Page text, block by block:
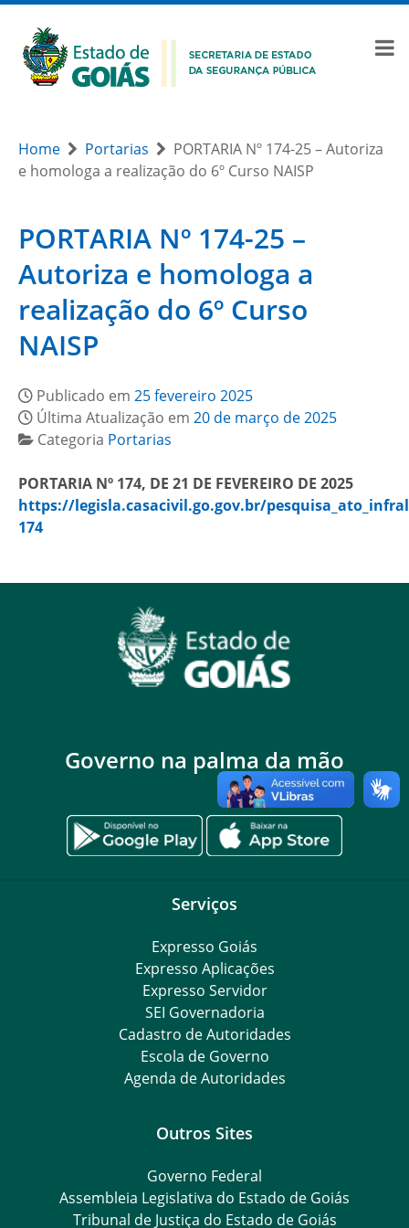
Home Portarias
PORTARIA Nº 174-25 – Autoriza
e homologa a realização do 6º Curso NAISP
PORTARIA Nº 174-25 –
Autoriza e homologa a
realização do 6º Curso
NAISP
Publicado em 25 fevereiro 2025
Última Atualização em 20 de março de 2025
Categoria Portarias
PORTARIA Nº 174, DE 21 DE FEVEREIRO DE 2025
https://legisla.casacivil.go.gov.br/
174
Governo na palma da mão
Serviços
Expresso Goiás
Expresso Aplicações
Expresso Servidor
SEI Governadoria
Cadastro de Autoridades
Escola de Governo
Agenda de Autoridades
Outros Sites
Governo Federal
Assembleia Legislativa do Estado de Goiás
Tribunal de Justiça do Estado de Goiás